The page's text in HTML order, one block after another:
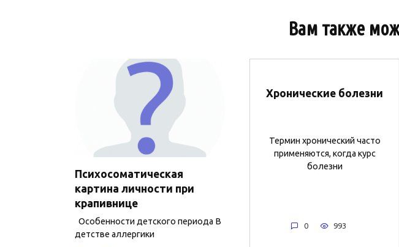
Вам также
Психосоматическая
картина личности при
крапивнице
Особенности детского периода В
детстве аллергики
Хронические болезни
Термин хронический часто
применяются, когда курс
болезни
0 993